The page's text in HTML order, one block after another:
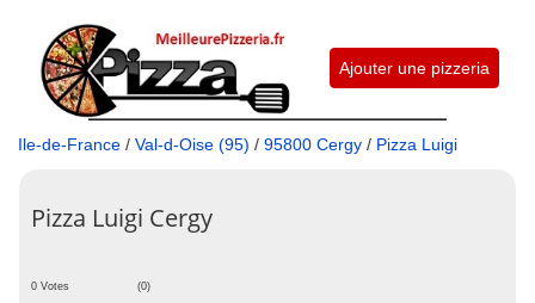
Ajouter une pizzeria
Ile-de-France / Val-d-Oise (95) / 95800 Cergy / Pizza Luigi
Pizza Luigi Cergy
0 Votes (0)